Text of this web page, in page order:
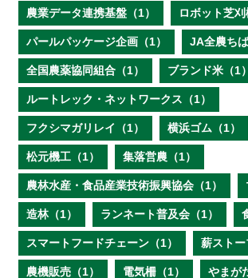
農業データ連携基盤（1） ロボット芝刈
パールパッケージ企画（1） JA全農ちば
全国農薬協同組合（1） ブランド米（1）
ルートレック・ネットワークス（1）
フクシマガリレイ（1） 横浜ゴム（1）
松元機工（1） 集落営農（1）
農林水産・食品産業技術振興協会（1）
造林（1） ランネート普及会（1）
スマートフードチェーン（1） 薪ストー
農機販売（1） 電気柵（1） やまが